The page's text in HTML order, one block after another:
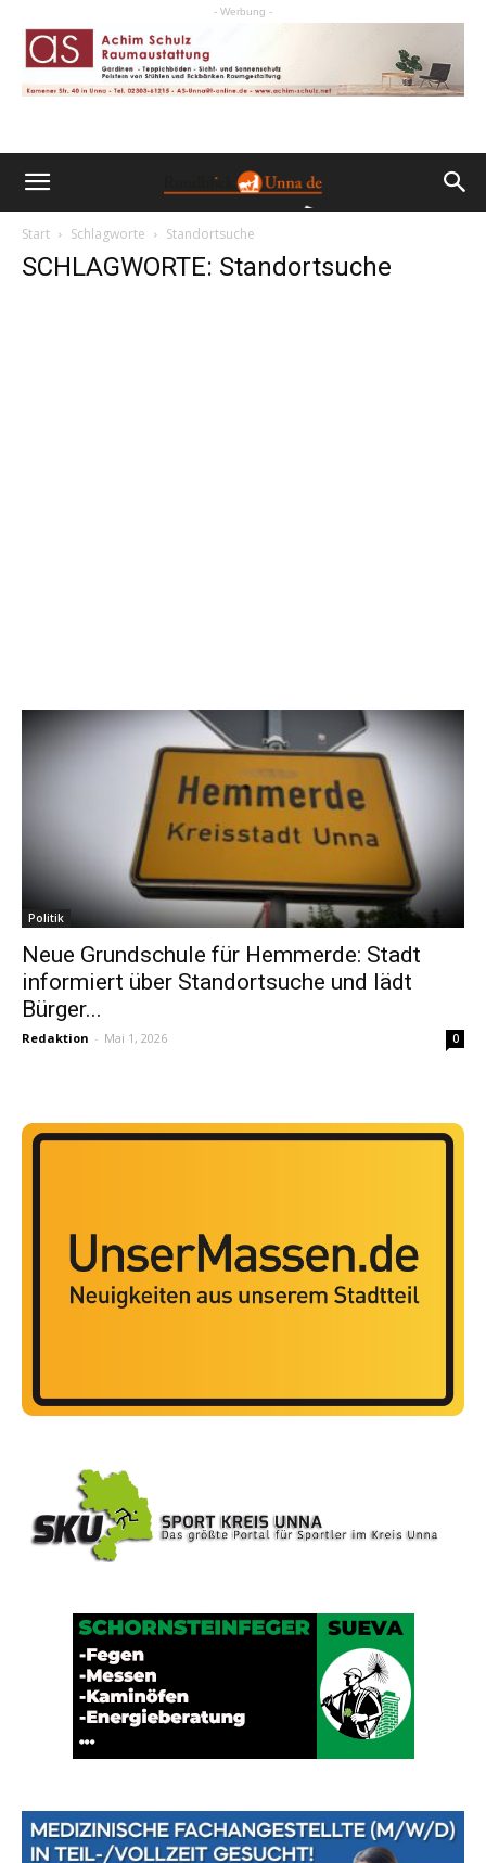
- Werbung -
Start Schlagworte Standortsuche
SCHLAGWORTE: Standortsuche
Politik
Neue Grundschule für Hemmerde: Stadt
informiert über Standortsuche und lädt
Bürger...
Redaktion - Mai 1, 2026 0